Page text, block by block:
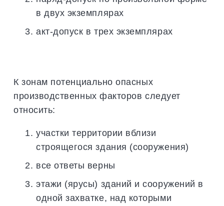
в двух экземплярах
акт-допуск в трех экземплярах
К зонам потенциально опасных
производственных факторов следует
относить:
участки территории вблизи
строящегося здания (сооружения)
все ответы верны
этажи (ярусы) зданий и сооружений в
одной захватке, над которыми